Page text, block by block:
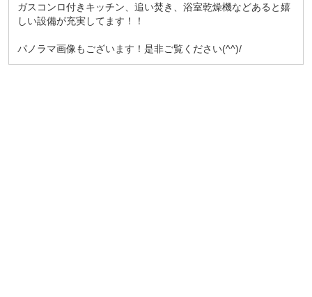
ガスコンロ付きキッチン、追い焚き、浴室乾燥機などあると嬉
しい設備が充実してます！！
パノラマ画像もございます！是非ご覧ください(^^)/